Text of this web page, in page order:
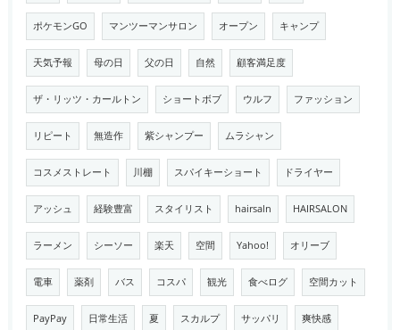
ポケモンGO マンツーマンサロン オープン キャンプ
天気予報 母の日 父の日 自然 顧客満足度
ザ・リッツ・カールトン ショートボブ ウルフ ファッション
リピート 無造作 紫シャンプー ムラシャン
コスメストレート 川棚 スパイキーショート ドライヤー
アッシュ 経験豊富 スタイリスト hairsaln HAIRSALON
ラーメン シーソー 楽天 空間 Yahoo! オリーブ
電車 薬剤 バス コスパ 観光 食べログ 空間カット
PayPay 日常生活 夏 スカルプ サッパリ 爽快感